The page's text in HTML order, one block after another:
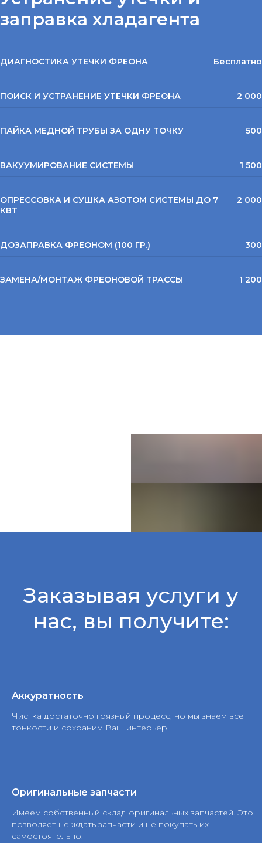
заправка хладагента
ДИАГНОСТИКА УТЕЧКИ ФРЕОНА Бесплатно
ПОИСК И УСТРАНЕНИЕ УТЕЧКИ ФРЕОНА 2 000
ПАЙКА МЕДНОЙ ТРУБЫ ЗА ОДНУ ТОЧКУ 500
ВАКУУМИРОВАНИЕ СИСТЕМЫ 1 500
ОПРЕССОВКА И СУШКА АЗОТОМ СИСТЕМЫ ДО 7
КВТ
2 000
ДОЗАПРАВКА ФРЕОНОМ (100 ГР.) 300
ЗАМЕНА/МОНТАЖ ФРЕОНОВОЙ ТРАССЫ 1 200
Заказывая услуги у
нас, вы получите:
Аккуратность
Чистка достаточно грязный процесс, но мы знаем все
тонкости и сохраним Ваш интерьер.
Оригинальные запчасти
Имеем собственный склад оригинальных запчастей. Это
позволяет не ждать запчасти и не покупать их
самостоятельно.